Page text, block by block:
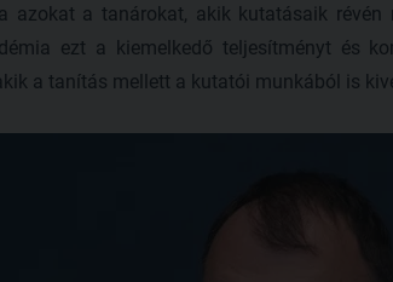
azokat a tanárokat, akik kutatásaik
ezt a kiemelkedő teljesítményt és
a tanítás mellett a kutatói munkából is